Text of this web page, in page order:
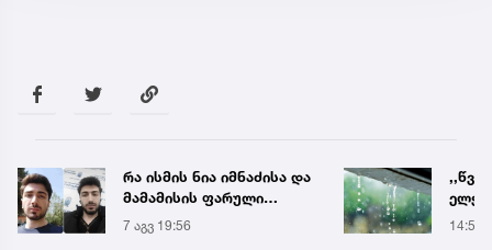
რა ისმის ნია იმნაძისა და
მამამისის ფარული
ჩანაწერიდან - გიგა
ავალიანის მკვლელობის
7 აგვ 19:56 14:52